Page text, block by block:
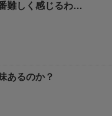
難しく感じるわ…
あるのか？